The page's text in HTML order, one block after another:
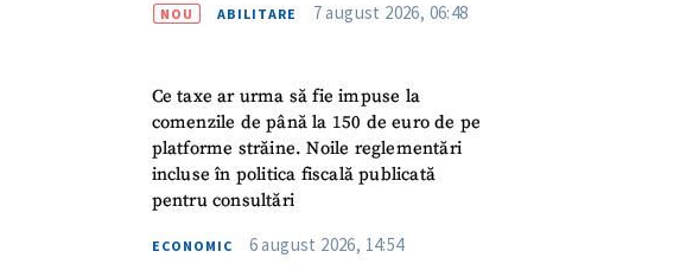
NOU ABILITARE 7 august 2026, 06:48
Ce taxe ar urma să fie impuse la
comenzile de până la 150 de euro de pe
platforme străine. Noile reglementări
incluse în politica fiscală publicată
pentru consultări
ECONOMIC 6 august 2026, 14:54
+ Numele meu